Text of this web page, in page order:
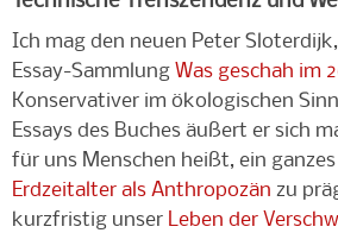
Ich mag den neuen Peter
Essay-Sammlung Was geschah im
Konservativer im ökologischen
Essays des Buches äußert er sich
für uns Menschen heißt, ein ganzes
Erdzeitalter als Anthropozän zu
kurzfristig unser Leben der